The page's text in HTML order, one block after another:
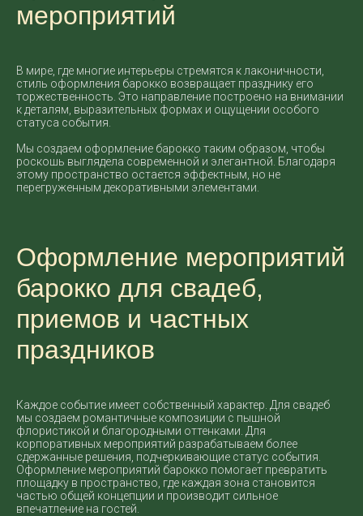
мероприятий
В мире, где многие интерьеры стремятся к лаконичности,
стиль оформления барокко возвращает празднику его
торжественность. Это направление построено на внимании
к деталям, выразительных формах и ощущении особого
статуса события.
Мы создаем оформление барокко таким образом, чтобы
роскошь выглядела современной и элегантной. Благодаря
этому пространство остается эффектным, но не
перегруженным декоративными элементами.
Оформление мероприятий
барокко для свадеб,
приемов и частных
праздников
Каждое событие имеет собственный характер. Для свадеб
мы создаем романтичные композиции с пышной
флористикой и благородными оттенками. Для
корпоративных мероприятий разрабатываем более
сдержанные решения, подчеркивающие статус события.
Оформление мероприятий барокко помогает превратить
площадку в пространство, где каждая зона становится
частью общей концепции и производит сильное
впечатление на гостей.